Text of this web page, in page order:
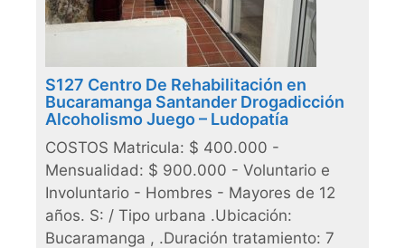
S127 Centro De Rehabilitación en
Bucaramanga Santander Drogadicción
Alcoholismo Juego – Ludopatía
COSTOS Matricula: $ 400.000 -
Mensualidad: $ 900.000 - Voluntario e
Involuntario - Hombres - Mayores de 12
años. S: / Tipo urbana .Ubicación:
Bucaramanga , .Duración tratamiento: 7